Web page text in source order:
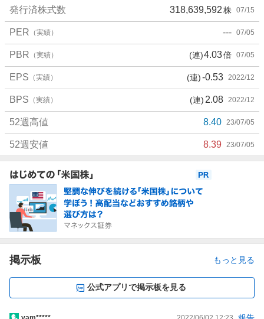
発行済株式数 318,639,592株 07/15
PER （実績） --- 07/05
PBR （実績） (連)4.03倍 07/05
EPS （実績） (連)-0.53 2022/12
BPS （実績） (連) 2.08 2022/12
52週高値 8.40 23/07/05
52週安値 8.39 23/07/05
掲示板 もっと見る
公式アプリで掲示板を見る